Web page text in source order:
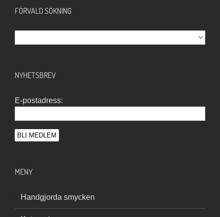
FÖRVALD SÖKNING
NYHETSBREV
E-postadress:
MENY
Handgjorda smycken